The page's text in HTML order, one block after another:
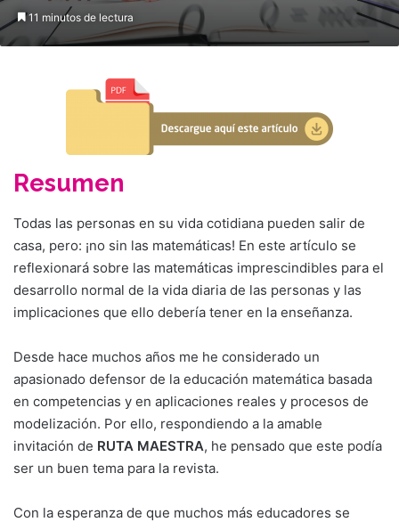
11 minutos de lectura
Resumen
Todas las personas en su vida cotidiana pueden salir de
casa, pero: ¡no sin las matemáticas! En este artículo se
reflexionará sobre las matemáticas imprescindibles para el
desarrollo normal de la vida diaria de las personas y las
implicaciones que ello debería tener en la enseñanza.
Desde hace muchos años me he considerado un
apasionado defensor de la educación matemática basada
en competencias y en aplicaciones reales y procesos de
modelización. Por ello, respondiendo a la amable
invitación de RUTA MAESTRA, he pensado que este podía
ser un buen tema para la revista.
Con la esperanza de que muchos más educadores se